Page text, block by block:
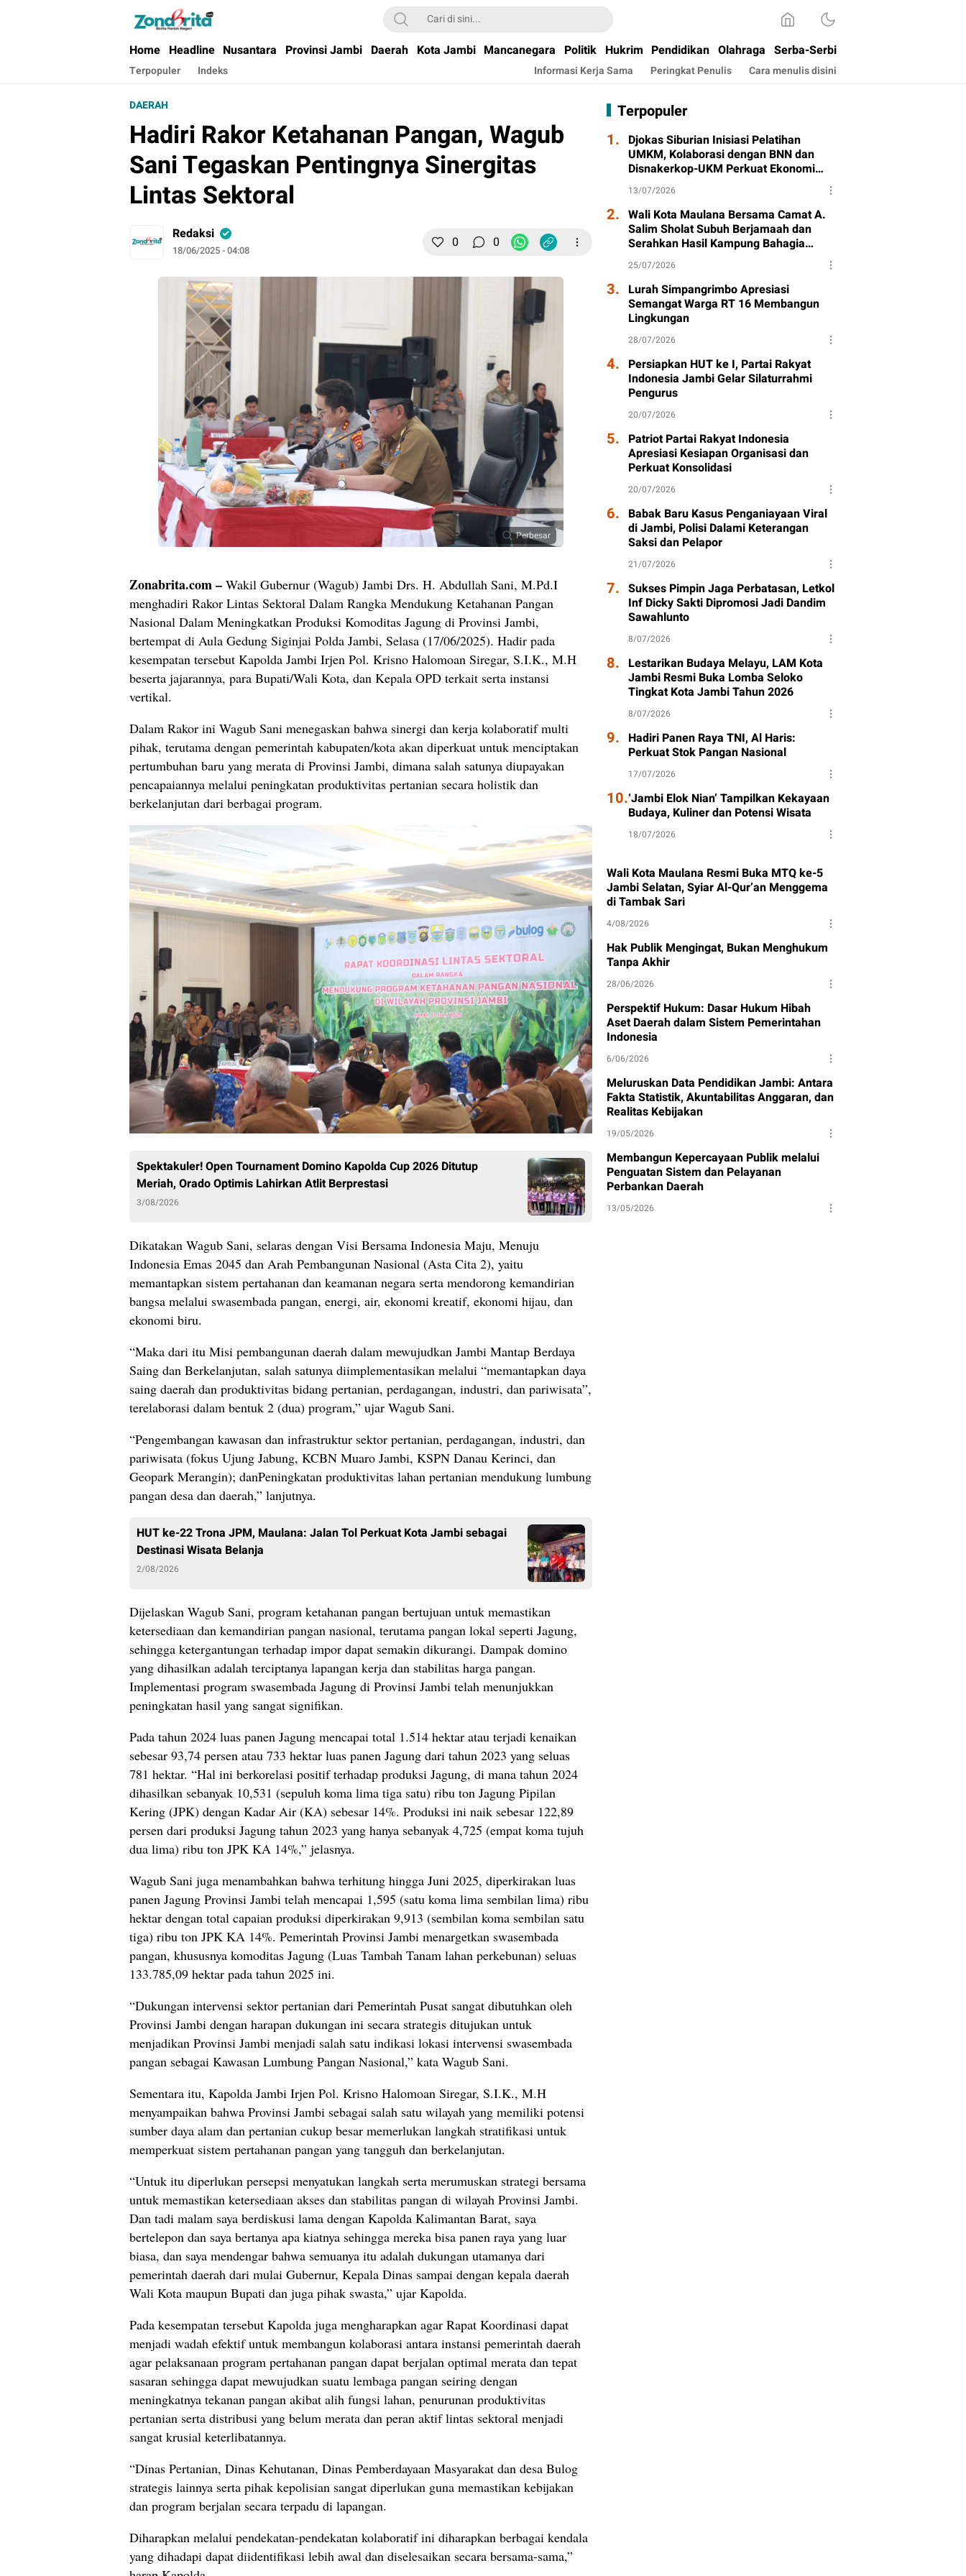
Berita Harian Negeri
Home Headline Nusantara Provinsi Jambi Daerah Kota Jambi Mancanegara Politik Hukrim Pendidikan Olahraga Serba-Serbi
Terpopuler Indeks Informasi Kerja Sama Peringkat Penulis Cara menulis disini
DAERAH
Hadiri Rakor Ketahanan Pangan, Wagub
Sani Tegaskan Pentingnya Sinergitas
Lintas Sektoral
Redaksi
18/06/2025 - 04:08 0 0
Perbesar
Zonabrita.com – Wakil Gubernur (Wagub) Jambi Drs. H. Abdullah Sani, M.Pd.I
menghadiri Rakor Lintas Sektoral Dalam Rangka Mendukung Ketahanan Pangan
Nasional Dalam Meningkatkan Produksi Komoditas Jagung di Provinsi Jambi,
bertempat di Aula Gedung Siginjai Polda Jambi, Selasa (17/06/2025). Hadir pada
kesempatan tersebut Kapolda Jambi Irjen Pol. Krisno Halomoan Siregar, S.I.K., M.H
beserta jajarannya, para Bupati/Wali Kota, dan Kepala OPD terkait serta instansi
vertikal.
Dalam Rakor ini Wagub Sani menegaskan bahwa sinergi dan kerja kolaboratif multi
pihak, terutama dengan pemerintah kabupaten/kota akan diperkuat untuk menciptakan
pertumbuhan baru yang merata di Provinsi Jambi, dimana salah satunya diupayakan
pencapaiannya melalui peningkatan produktivitas pertanian secara holistik dan
berkelanjutan dari berbagai program.
Spektakuler! Open Tournament Domino Kapolda Cup 2026 Ditutup
Meriah, Orado Optimis Lahirkan Atlit Berprestasi
3/08/2026
Dikatakan Wagub Sani, selaras dengan Visi Bersama Indonesia Maju, Menuju
Indonesia Emas 2045 dan Arah Pembangunan Nasional (Asta Cita 2), yaitu
memantapkan sistem pertahanan dan keamanan negara serta mendorong kemandirian
bangsa melalui swasembada pangan, energi, air, ekonomi kreatif, ekonomi hijau, dan
ekonomi biru.
“Maka dari itu Misi pembangunan daerah dalam mewujudkan Jambi Mantap Berdaya
Saing dan Berkelanjutan, salah satunya diimplementasikan melalui “memantapkan daya
saing daerah dan produktivitas bidang pertanian, perdagangan, industri, dan pariwisata”,
terelaborasi dalam bentuk 2 (dua) program,” ujar Wagub Sani.
“Pengembangan kawasan dan infrastruktur sektor pertanian, perdagangan, industri, dan
pariwisata (fokus Ujung Jabung, KCBN Muaro Jambi, KSPN Danau Kerinci, dan
Geopark Merangin); danPeningkatan produktivitas lahan pertanian mendukung lumbung
pangan desa dan daerah,” lanjutnya.
HUT ke-22 Trona JPM, Maulana: Jalan Tol Perkuat Kota Jambi sebagai
Destinasi Wisata Belanja
2/08/2026
Dijelaskan Wagub Sani, program ketahanan pangan bertujuan untuk memastikan
ketersediaan dan kemandirian pangan nasional, terutama pangan lokal seperti Jagung,
sehingga ketergantungan terhadap impor dapat semakin dikurangi. Dampak domino
yang dihasilkan adalah terciptanya lapangan kerja dan stabilitas harga pangan.
Implementasi program swasembada Jagung di Provinsi Jambi telah menunjukkan
peningkatan hasil yang sangat signifikan.
Pada tahun 2024 luas panen Jagung mencapai total 1.514 hektar atau terjadi kenaikan
sebesar 93,74 persen atau 733 hektar luas panen Jagung dari tahun 2023 yang seluas
781 hektar. “Hal ini berkorelasi positif terhadap produksi Jagung, di mana tahun 2024
dihasilkan sebanyak 10,531 (sepuluh koma lima tiga satu) ribu ton Jagung Pipilan
Kering (JPK) dengan Kadar Air (KA) sebesar 14%. Produksi ini naik sebesar 122,89
persen dari produksi Jagung tahun 2023 yang hanya sebanyak 4,725 (empat koma tujuh
dua lima) ribu ton JPK KA 14%,” jelasnya.
Wagub Sani juga menambahkan bahwa terhitung hingga Juni 2025, diperkirakan luas
panen Jagung Provinsi Jambi telah mencapai 1,595 (satu koma lima sembilan lima) ribu
hektar dengan total capaian produksi diperkirakan 9,913 (sembilan koma sembilan satu
tiga) ribu ton JPK KA 14%. Pemerintah Provinsi Jambi menargetkan swasembada
pangan, khususnya komoditas Jagung (Luas Tambah Tanam lahan perkebunan) seluas
133.785,09 hektar pada tahun 2025 ini.
“Dukungan intervensi sektor pertanian dari Pemerintah Pusat sangat dibutuhkan oleh
Provinsi Jambi dengan harapan dukungan ini secara strategis ditujukan untuk
menjadikan Provinsi Jambi menjadi salah satu indikasi lokasi intervensi swasembada
pangan sebagai Kawasan Lumbung Pangan Nasional,” kata Wagub Sani.
Sementara itu, Kapolda Jambi Irjen Pol. Krisno Halomoan Siregar, S.I.K., M.H
menyampaikan bahwa Provinsi Jambi sebagai salah satu wilayah yang memiliki potensi
sumber daya alam dan pertanian cukup besar memerlukan langkah stratifikasi untuk
memperkuat sistem pertahanan pangan yang tangguh dan berkelanjutan.
“Untuk itu diperlukan persepsi menyatukan langkah serta merumuskan strategi bersama
untuk memastikan ketersediaan akses dan stabilitas pangan di wilayah Provinsi Jambi.
Dan tadi malam saya berdiskusi lama dengan Kapolda Kalimantan Barat, saya
bertelepon dan saya bertanya apa kiatnya sehingga mereka bisa panen raya yang luar
biasa, dan saya mendengar bahwa semuanya itu adalah dukungan utamanya dari
pemerintah daerah dari mulai Gubernur, Kepala Dinas sampai dengan kepala daerah
Wali Kota maupun Bupati dan juga pihak swasta,” ujar Kapolda.
Pada kesempatan tersebut Kapolda juga mengharapkan agar Rapat Koordinasi dapat
menjadi wadah efektif untuk membangun kolaborasi antara instansi pemerintah daerah
agar pelaksanaan program pertahanan pangan dapat berjalan optimal merata dan tepat
sasaran sehingga dapat mewujudkan suatu lembaga pangan seiring dengan
meningkatnya tekanan pangan akibat alih fungsi lahan, penurunan produktivitas
pertanian serta distribusi yang belum merata dan peran aktif lintas sektoral menjadi
sangat krusial keterlibatannya.
“Dinas Pertanian, Dinas Kehutanan, Dinas Pemberdayaan Masyarakat dan desa Bulog
strategis lainnya serta pihak kepolisian sangat diperlukan guna memastikan kebijakan
dan program berjalan secara terpadu di lapangan.
Diharapkan melalui pendekatan-pendekatan kolaboratif ini diharapkan berbagai kendala
yang dihadapi dapat diidentifikasi lebih awal dan diselesaikan secara bersama-sama,”
Terpopuler
1. Djokas Siburian Inisiasi Pelatihan
UMKM, Kolaborasi dengan BNN dan
Disnakerkop-UKM Perkuat Ekonomi
Warga
13/07/2026
2. Wali Kota Maulana Bersama Camat A.
Salim Sholat Subuh Berjamaah dan
Serahkan Hasil Kampung Bahagia
Tahap I
25/07/2026
3. Lurah Simpangrimbo Apresiasi
Semangat Warga RT 16 Membangun
Lingkungan
28/07/2026
4. Persiapkan HUT ke I, Partai Rakyat
Indonesia Jambi Gelar Silaturrahmi
Pengurus
20/07/2026
5. Patriot Partai Rakyat Indonesia
Apresiasi Kesiapan Organisasi dan
Perkuat Konsolidasi
20/07/2026
6. Babak Baru Kasus Penganiayaan Viral
di Jambi, Polisi Dalami Keterangan
Saksi dan Pelapor
21/07/2026
7. Sukses Pimpin Jaga Perbatasan, Letkol
Inf Dicky Sakti Dipromosi Jadi Dandim
Sawahlunto
8/07/2026
8. Lestarikan Budaya Melayu, LAM Kota
Jambi Resmi Buka Lomba Seloko
Tingkat Kota Jambi Tahun 2026
8/07/2026
9. Hadiri Panen Raya TNI, Al Haris:
Perkuat Stok Pangan Nasional
17/07/2026
10.‘Jambi Elok Nian’ Tampilkan Kekayaan
Budaya, Kuliner dan Potensi Wisata
18/07/2026
Wali Kota Maulana Resmi Buka MTQ ke-5
Jambi Selatan, Syiar Al-Qur’an Menggema
di Tambak Sari
4/08/2026
Hak Publik Mengingat, Bukan Menghukum
Tanpa Akhir
28/06/2026
Perspektif Hukum: Dasar Hukum Hibah
Aset Daerah dalam Sistem Pemerintahan
Indonesia
6/06/2026
Meluruskan Data Pendidikan Jambi: Antara
Fakta Statistik, Akuntabilitas Anggaran, dan
Realitas Kebijakan
19/05/2026
Membangun Kepercayaan Publik melalui
Penguatan Sistem dan Pelayanan
Perbankan Daerah
13/05/2026